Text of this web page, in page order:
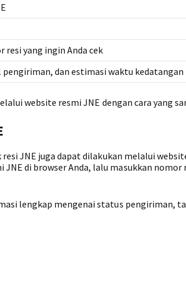
resi yang ingin Anda cek
dan estimasi waktu kedatangan
website resmi JNE dengan cara yang
JNE juga dapat dilakukan melalui
di browser Anda, lalu masukkan nomor
lengkap mengenai status pengiriman,